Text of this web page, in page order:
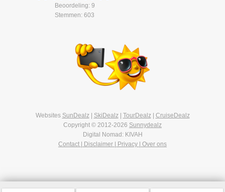
Beoordeling: 9
Stemmen: 603
Websites SunDealz| SkiDealz| TourDealz| CruiseDealz
Copyright © 2012-2026 Sunnydealz
Digital Nomad: KIVAH
Contact | Disclaimer | Privacy | Over ons